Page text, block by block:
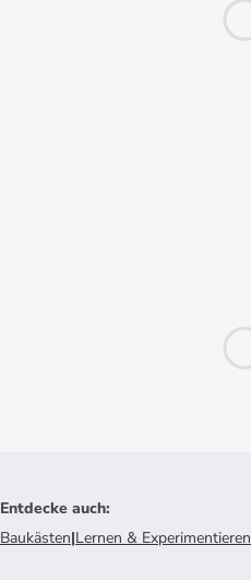
Entdecke auch:
Baukästen|Lernen & Experimentieren